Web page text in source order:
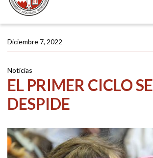
Diciembre 7, 2022
Noticias
EL PRIMER CICLO SE
DESPIDE